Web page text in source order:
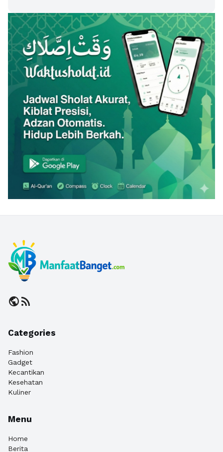
publicrss_feed
Categories
Fashion
Gadget
Kecantikan
Kesehatan
Kuliner
Menu
Home
Berita